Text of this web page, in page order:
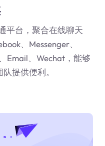
平台，聚合在线聊天
、Messenger、
Email、Wechat，能够
提供便利。